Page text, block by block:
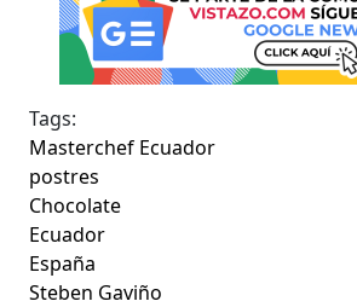
Tags:
Masterchef Ecuador
postres
Chocolate
Ecuador
España
Steben Gaviño